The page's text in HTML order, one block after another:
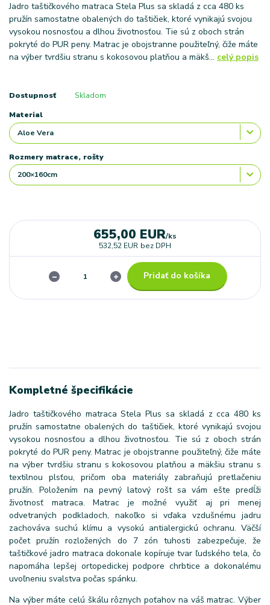
Jadro taštičkového matraca Stela Plus sa skladá z cca 480 ks
pružín samostatne obalených do taštičiek, ktoré vynikajú svojou
vysokou nosnosťou a dlhou životnosťou. Tie sú z oboch strán
pokryté do PUR peny. Matrac je obojstranne použiteľný, čiže máte
na výber tvrdšiu stranu s kokosovou platňou a mäkš... celý popis
Dostupnosť Skladom
Material
Rozmery matrace, rošty
655,00 EUR/ks
532,52 EUR bez DPH
Pridať do košíka
Kompletné špecifikácie
Jadro taštičkového matraca Stela Plus sa skladá z cca 480 ks
pružín samostatne obalených do taštičiek, ktoré vynikajú svojou
vysokou nosnosťou a dlhou životnosťou. Tie sú z oboch strán
pokryté do PUR peny. Matrac je obojstranne použiteľný, čiže máte
na výber tvrdšiu stranu s kokosovou platňou a mäkšiu stranu s
textilnou plsťou, pričom oba materiály zabraňujú pretlačeniu
pružín. Položením na pevný latový rošt sa vám ešte predĺži
životnosť matraca. Matrac je možné využiť aj pri menej
odvetraných podkladoch, nakoľko si vďaka vzdušnému jadru
zachováva suchú klímu a vysokú antialergickú ochranu. Väčší
počet pružín rozložených do 7 zón tuhosti zabezpečuje, že
taštičkové jadro matraca dokonale kopíruje tvar ľudského tela, čo
napomáha lepšej ortopedickej podpore chrbtice a dokonalému
uvoľneniu svalstva počas spánku.
Na výber máte celú škálu rôznych poťahov na váš matrac. Výber